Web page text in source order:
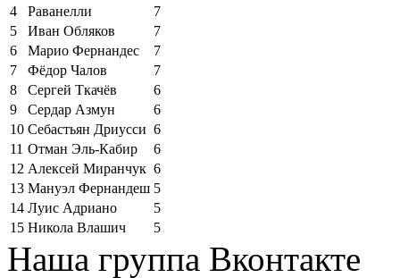
4
Раванелли
7
5
Иван Обляков
7
6
Марио Фернандес
7
7
Фёдор Чалов
7
8
Сергей Ткачёв
6
9
Сердар Азмун
6
10 Себастьян Дриусси 6
11 Отман Эль-Кабир
6
12 Алексей Миранчук 6
13 Мануэл Фернандеш 5
14 Луис Адриано
5
15 Никола Влашич 5
Наша группа Вконтакте